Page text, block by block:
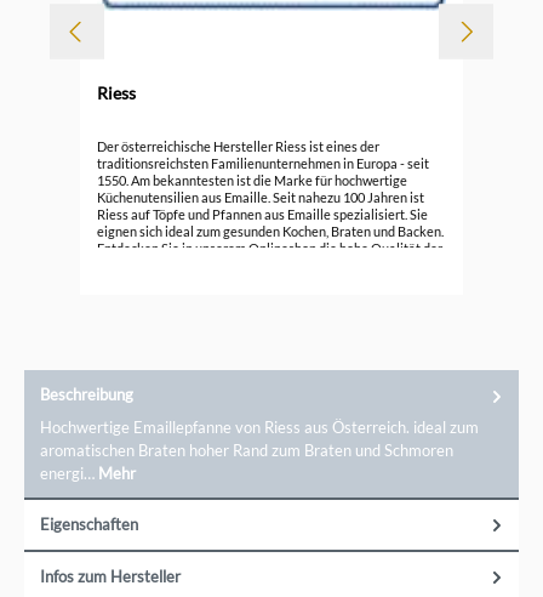
Riess
Der österreichische Hersteller Riess ist eines der
traditionsreichsten Familienunternehmen in Europa - seit
1550. Am bekanntesten ist die Marke für hochwertige
Küchenutensilien aus Emaille. Seit nahezu 100 Jahren ist
Riess auf Töpfe und Pfannen aus Emaille spezialisiert. Sie
eignen sich ideal zum gesunden Kochen, Braten und Backen.
Entdecken Sie in unserem Onlineshop die hohe Qualität der
Beschreibung
Hochwertige Emaillepfanne von Riess aus Österreich. ideal zum
aromatischen Braten hoher Rand zum Braten und Schmoren
energi… Mehr
Eigenschaften
Infos zum Hersteller